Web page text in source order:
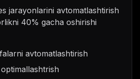
jarayonlarini avtomatlashtirish
40% gacha oshirishi
avtomatlashtirish